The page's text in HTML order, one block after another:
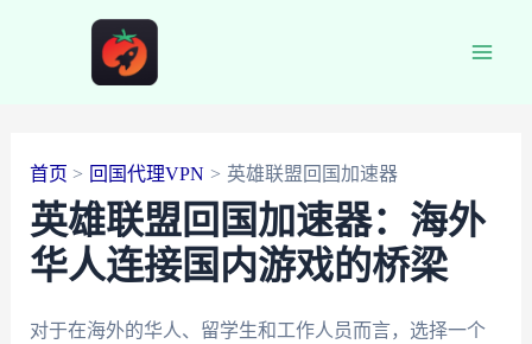
首页 回国代理VPN 英雄联盟回国加速器
英雄联盟回国加速器：海外
华人连接国内游戏的桥梁
对于在海外的华人、留学生和工作人员而言，选择一个